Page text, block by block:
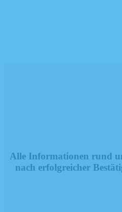
Alle Informationen rund
nach erfolgreicher